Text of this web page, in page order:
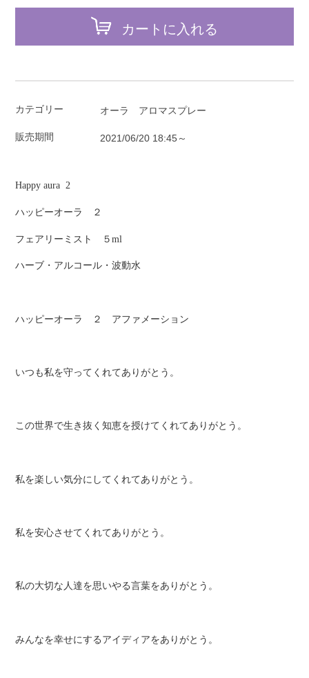
カートに入れる
カテゴリー オーラ アロマスプレー
販売期間 2021/06/20 18:45～
Happy aura 2
ハッピーオーラ ２
フェアリーミスト ５ml
ハーブ・アルコール・波動水
ハッピーオーラ ２ アファメーション
いつも私を守ってくれてありがとう。
この世界で生き抜く知恵を授けてくれてありがとう。
私を楽しい気分にしてくれてありがとう。
私を安心させてくれてありがとう。
私の大切な人達を思いやる言葉をありがとう。
みんなを幸せにするアイディアをありがとう。